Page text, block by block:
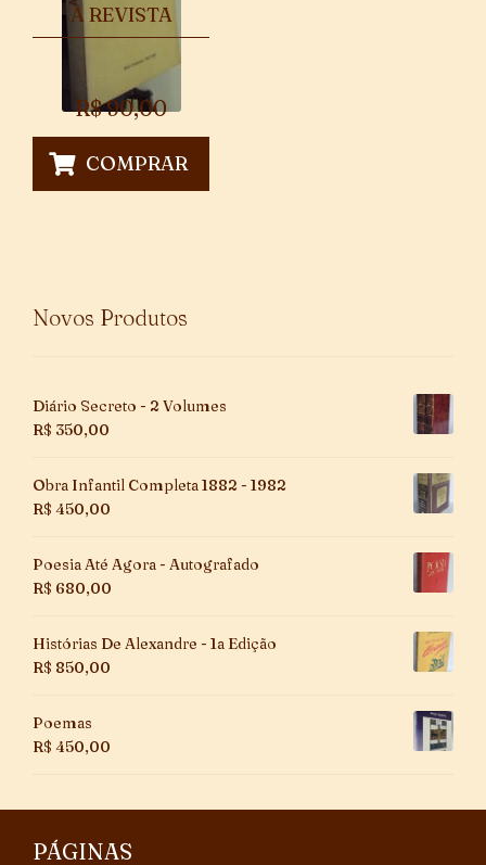
A REVISTA
R$90,00
COMPRAR
Novos Produtos
Diário Secreto - 2 Volumes
R$ 350,00
Obra Infantil Completa 1882 - 1982
R$ 450,00
Poesia Até Agora - Autografado
R$ 680,00
Histórias De Alexandre - 1a Edição
R$ 850,00
Poemas
R$ 450,00
PÁGINAS